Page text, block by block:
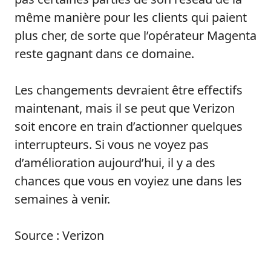
même manière pour les clients qui paient
plus cher, de sorte que l’opérateur Magenta
reste gagnant dans ce domaine.
Les changements devraient être effectifs
maintenant, mais il se peut que Verizon
soit encore en train d’actionner quelques
interrupteurs. Si vous ne voyez pas
d’amélioration aujourd’hui, il y a des
chances que vous en voyiez une dans les
semaines à venir.
Source : Verizon